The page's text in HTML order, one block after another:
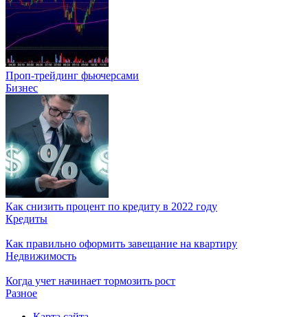
Проп-трейдинг фьючерсами
Бизнес
Как снизить процент по кредиту в 2022 году
Кредиты
Как правильно оформить завещание на квартиру
Недвижимость
Когда учет начинает тормозить рост
Разное